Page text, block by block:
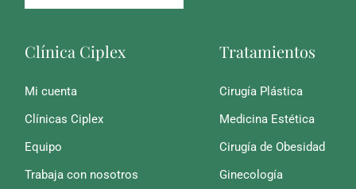
Clínica Ciplex
Mi cuenta
Clínicas Ciplex
Equipo
Trabaja con nosotros
Tratamientos
Cirugía Plástica
Medicina Estética
Cirugía de Obesidad
Ginecología